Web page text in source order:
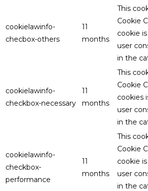
cookielawinfo-
checbox-others
11
months
This
Cookie
cookie
user
in the
cookielawinfo-
checkbox-necessary
11
months
This
Cookie
cookies
user
in the
cookielawinfo-
checkbox-
performance
11
months
This
Cookie
cookie
user
in the